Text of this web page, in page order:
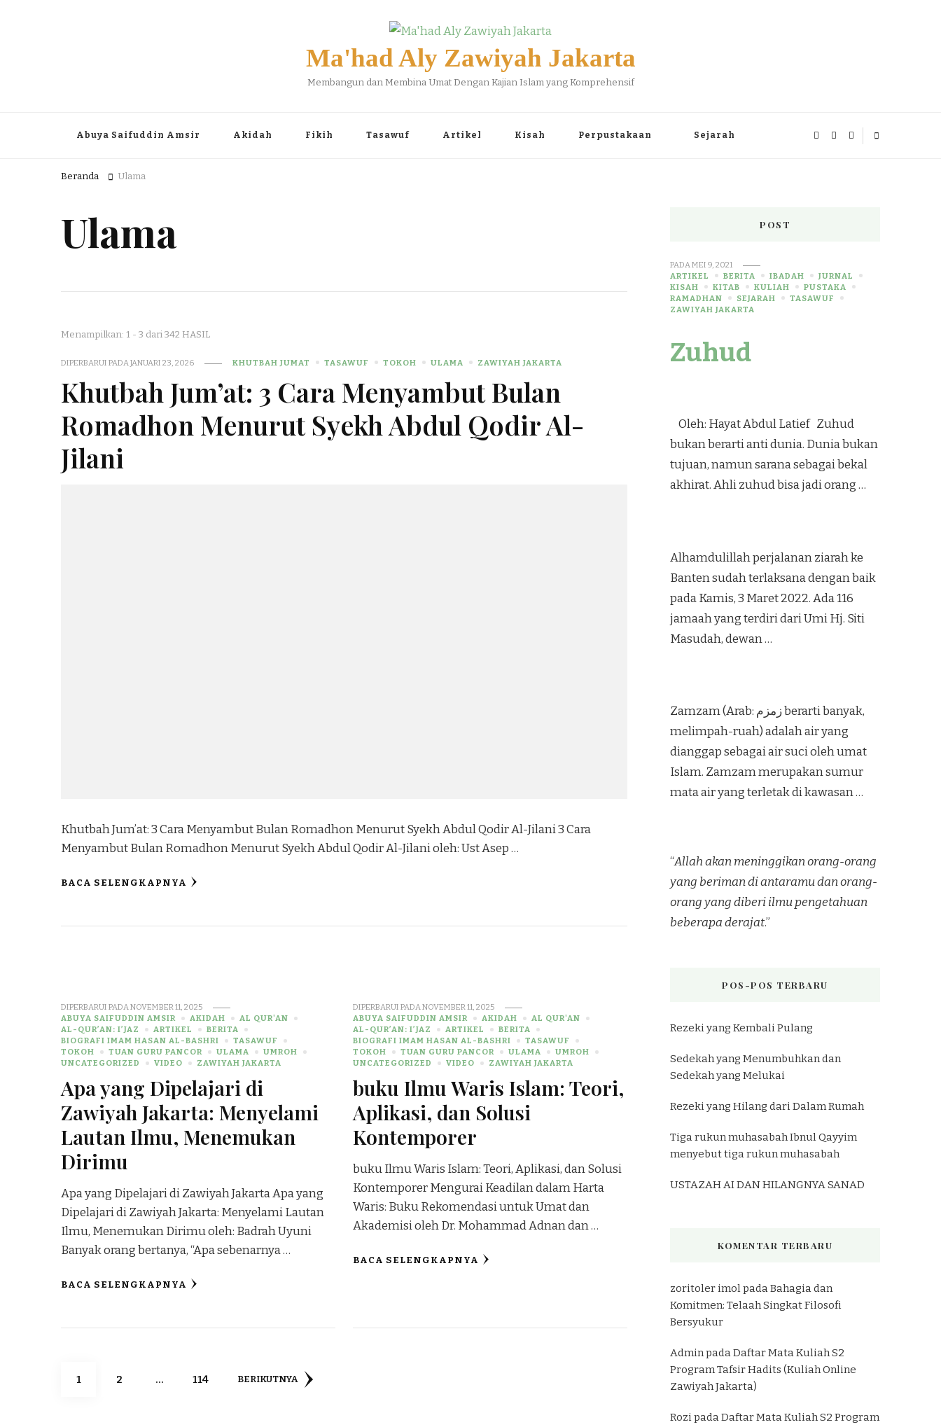
Ma'had Aly Zawiyah Jakarta
Membangun dan Membina Umat Dengan Kajian Islam yang Komprehensif
Abuya Saifuddin Amsir Akidah Fikih Tasawuf Artikel Kisah Perpustakaan Sejarah
Beranda Ulama
Ulama
Menampilkan: 1 - 3 dari 342 HASIL
DIPERBARUI PADAJANUARI 23, 2026 KHUTBAH JUMAT TASAWUF TOKOH ULAMA ZAWIYAH JAKARTA
Khutbah Jum’at: 3 Cara Menyambut Bulan
Romadhon Menurut Syekh Abdul Qodir Al-
Jilani
Khutbah Jum’at: 3 Cara Menyambut Bulan Romadhon Menurut Syekh Abdul Qodir Al-Jilani 3 Cara
Menyambut Bulan Romadhon Menurut Syekh Abdul Qodir Al-Jilani oleh: Ust Asep …
BACA SELENGKAPNYA
DIPERBARUI PADANOVEMBER 11, 2025
ABUYA SAIFUDDIN AMSIR
AKIDAH
AL QUR'AN
AL-QUR’AN: I’JAZ
ARTIKEL
BERITA
BIOGRAFI IMAM HASAN AL-BASHRI
TASAWUF
TOKOH
TUAN GURU PANCOR ULAMA
UMROH
UNCATEGORIZED
VIDEO ZAWIYAH JAKARTA
Apa yang Dipelajari di
Zawiyah Jakarta: Menyelami
Lautan Ilmu, Menemukan
Dirimu
Apa yang Dipelajari di Zawiyah Jakarta Apa yang
Dipelajari di Zawiyah Jakarta: Menyelami Lautan
Ilmu, Menemukan Dirimu oleh: Badrah Uyuni
Banyak orang bertanya, “Apa sebenarnya …
BACA SELENGKAPNYA
DIPERBARUI PADANOVEMBER 11, 2025
ABUYA SAIFUDDIN AMSIR
AKIDAH
AL QUR'AN
AL-QUR’AN: I’JAZ
ARTIKEL
BERITA
BIOGRAFI IMAM HASAN AL-BASHRI
TASAWUF
TOKOH
TUAN GURU PANCOR ULAMA
UMROH
UNCATEGORIZED
VIDEO ZAWIYAH JAKARTA
buku Ilmu Waris Islam: Teori,
Aplikasi, dan Solusi
Kontemporer
buku Ilmu Waris Islam: Teori, Aplikasi, dan Solusi
Kontemporer Mengurai Keadilan dalam Harta
Waris: Buku Rekomendasi untuk Umat dan
Akademisi oleh Dr. Mohammad Adnan dan …
BACA SELENGKAPNYA
1 2 … 114 BERIKUTNYA
POST
PADAMEI 9, 2021
ARTIKEL
BERITA IBADAH
JURNAL
KISAH
KITAB KULIAH
PUSTAKA
RAMADHAN
SEJARAH
TASAWUF
ZAWIYAH JAKARTA
Zuhud
Oleh: Hayat Abdul Latief Zuhud
bukan berarti anti dunia. Dunia bukan
tujuan, namun sarana sebagai bekal
akhirat. Ahli zuhud bisa jadi orang …
Alhamdulillah perjalanan ziarah ke
Banten sudah terlaksana dengan baik
pada Kamis, 3 Maret 2022. Ada 116
jamaah yang terdiri dari Umi Hj. Siti
Masudah, dewan …
Zamzam (Arab: زمزم‎ berarti banyak,
melimpah-ruah) adalah air yang
dianggap sebagai air suci oleh umat
Islam. Zamzam merupakan sumur
mata air yang terletak di kawasan …
“Allah akan meninggikan orang-orang
yang beriman di antaramu dan orang-
orang yang diberi ilmu pengetahuan
beberapa derajat.”
POS-POS TERBARU
Rezeki yang Kembali Pulang
Sedekah yang Menumbuhkan dan
Sedekah yang Melukai
Rezeki yang Hilang dari Dalam Rumah
Tiga rukun muhasabah Ibnul Qayyim
menyebut tiga rukun muhasabah
USTAZAH AI DAN HILANGNYA SANAD
KOMENTAR TERBARU
zoritoler imolpadaBahagia dan
Komitmen: Telaah Singkat Filosofi
Bersyukur
AdminpadaDaftar Mata Kuliah S2
Program Tafsir Hadits (Kuliah Online
Zawiyah Jakarta)
RozipadaDaftar Mata Kuliah S2 Program